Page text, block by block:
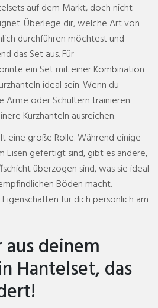
auf dem Markt, doch nicht
Überlege dir, welche Art von
durchführen möchtest und
das Set aus. Für
ein Set mit einer Kombination
ideal sein. Wenn du
Arme oder Schultern trainieren
Kurzhanteln ausreichen.
eine große Rolle. Während einige
Eisen gefertigt sind, gibt es andere,
überzogen sind, was sie ideal
Böden macht.
für dich persönlich am
deinem
Hantelset, das